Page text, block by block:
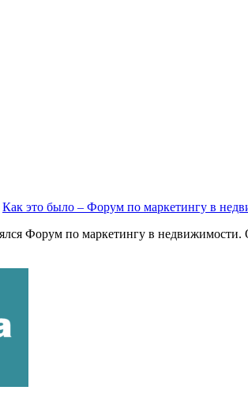
Как это было – Форум по маркетингу в
Форум по маркетингу в